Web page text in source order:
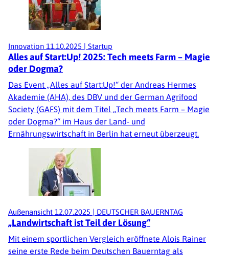
Innovation 11.10.2025 | Startup
Alles auf Start:Up! 2025: Tech meets Farm – Magie
oder Dogma?
Das Event „Alles auf Start:Up!“ der Andreas Hermes
Akademie (AHA), des DBV und der German Agrifood
Society (GAFS) mit dem Titel „Tech meets Farm – Magie
oder Dogma?“ im Haus der Land- und
Ernährungswirtschaft in Berlin hat erneut überzeugt.
Außenansicht 12.07.2025 | DEUTSCHER BAUERNTAG
„Landwirtschaft ist Teil der Lösung“
Mit einem sportlichen Vergleich eröffnete Alois Rainer
seine erste Rede beim Deutschen Bauerntag als